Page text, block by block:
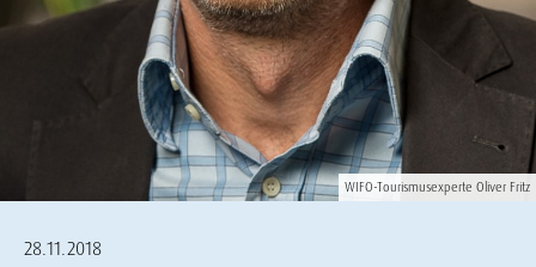
WIFO-Tourismusexperte Oliver Fritz
28.11.2018